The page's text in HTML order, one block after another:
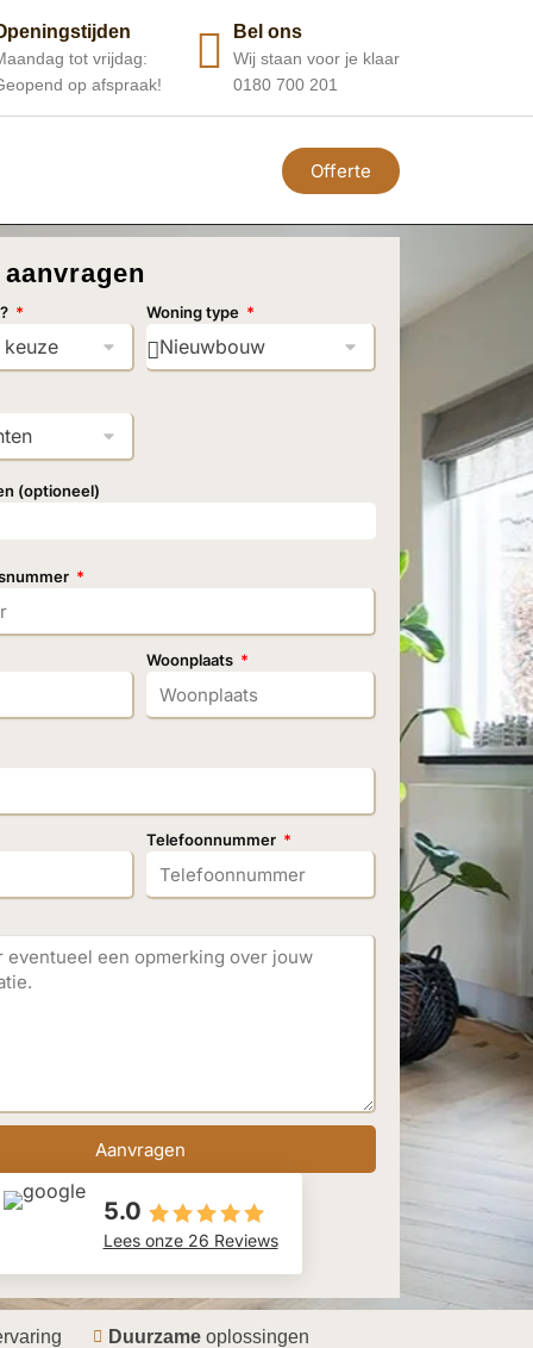
tot vrijdag:
op afspraak!
Bel ons
Wij staan voor je klaar
0180 700 201
Offerte
Woning type
(optioneel)
Woonplaats
Telefoonnummer
Aanvragen
5.0
Lees onze 26 Reviews
Duurzameoplossingen